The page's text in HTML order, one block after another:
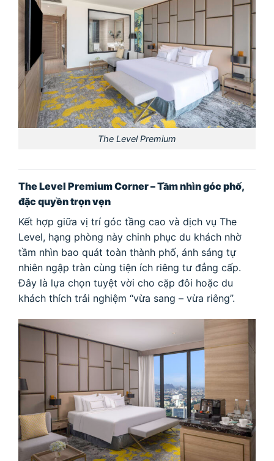
The Level Premium
The Level Premium Corner – Tầm nhìn góc phố,
đặc quyền trọn vẹn
Kết hợp giữa vị trí góc tầng cao và dịch vụ The
Level, hạng phòng này chinh phục du khách nhờ
tầm nhìn bao quát toàn thành phố, ánh sáng tự
nhiên ngập tràn cùng tiện ích riêng tư đẳng cấp.
Đây là lựa chọn tuyệt vời cho cặp đôi hoặc du
khách thích trải nghiệm “vừa sang – vừa riêng”.